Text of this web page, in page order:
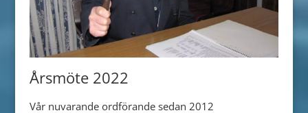
Årsmöte 2022
Vår nuvarande ordförande sedan 2012